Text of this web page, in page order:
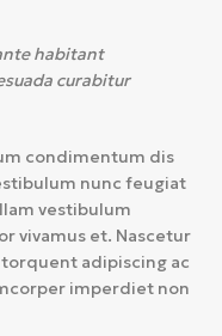
habitant
curabitur
condimentum dis
nunc feugiat
vestibulum
vivamus et. Nascetur
adipiscing ac
imperdiet non